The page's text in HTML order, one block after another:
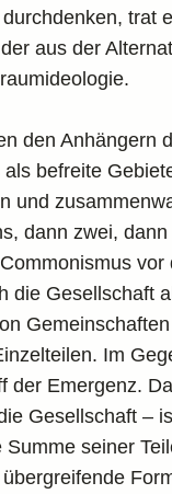
trat
aus der
den Anhängern
befreite
und
dann zwei,
vor
die Gesellschaft
Im
der Emergenz.
Gesellschaft –
Summe seiner